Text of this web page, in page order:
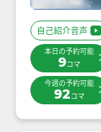
自己紹介音声
本日の予約可能
9コマ
今週の予約可能
92コマ